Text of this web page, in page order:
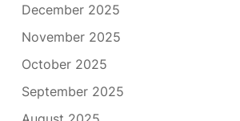
December 2025
November 2025
October 2025
September 2025